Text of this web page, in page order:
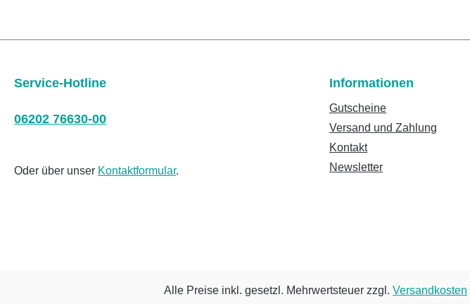
Service-Hotline
06202 76630-00
Oder über unser Kontaktformular.
Informationen
Gutscheine
Versand und Zahlung
Kontakt
Newsletter
Alle Preise inkl. gesetzl. Mehrwertsteuer zzgl. Versandkosten